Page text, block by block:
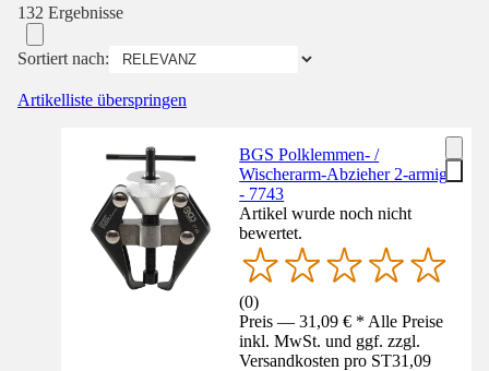
132 Ergebnisse
Sortiert nach:
Artikelliste überspringen
BGS Polklemmen- /
Wischerarm-Abzieher 2-armig
- 7743
Artikel wurde noch nicht
bewertet.
(0)
Preis — 31,09 € * Alle Preise
inkl. MwSt. und ggf. zzgl.
Versandkosten pro ST31,09